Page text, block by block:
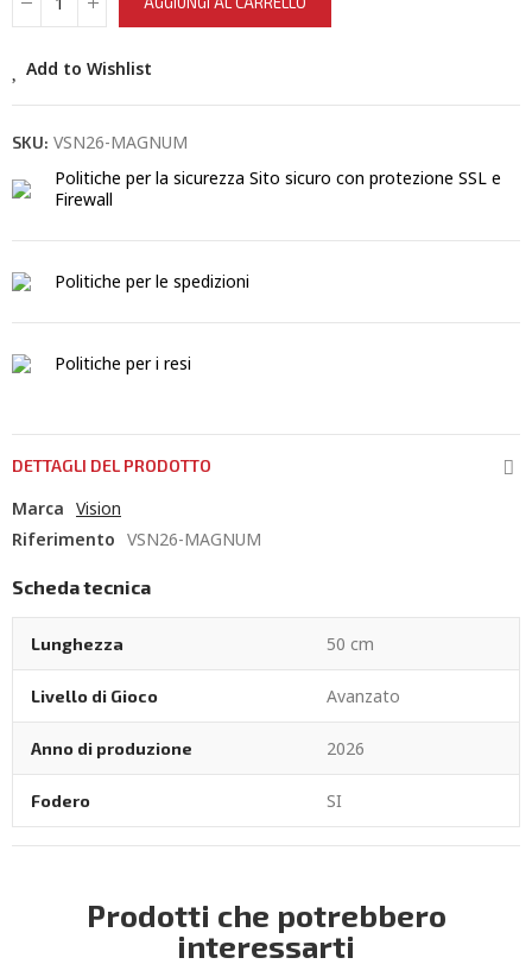
Add to Wishlist
SKU: VSN26-MAGNUM
Politiche per la sicurezza Sito sicuro con protezione SSL e
Firewall
Politiche per le spedizioni
Politiche per i resi
DETTAGLI DEL PRODOTTO
Marca Vision
Riferimento VSN26-MAGNUM
Scheda tecnica
Lunghezza 50 cm
Livello di Gioco Avanzato
Anno di produzione 2026
Fodero SI
Prodotti che potrebbero
interessarti